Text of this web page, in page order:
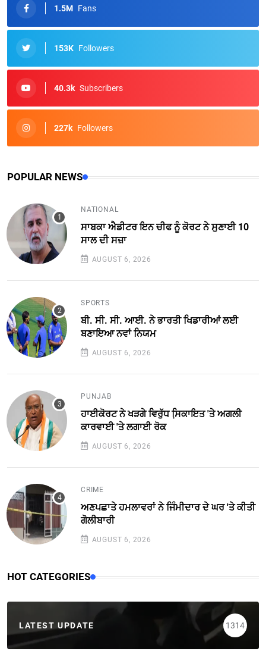
1.5M Fans
153K Followers
40.3k Subscribers
227k Followers
POPULAR NEWS
NATIONAL
ਸਾਬਕਾ ਐਡੀਟਰ ਇਨ ਚੀਫ ਨੂੰ ਕੋਰਟ ਨੇ ਸੁਣਾਈ 10
ਸਾਲ ਦੀ ਸਜ਼ਾ
AUGUST 6, 2026
SPORTS
ਬੀ. ਸੀ. ਸੀ. ਆਈ. ਨੇ ਭਾਰਤੀ ਖਿਡਾਰੀਆਂ ਲਈ
ਬਣਾਇਆ ਨਵਾਂ ਨਿਯਮ
AUGUST 6, 2026
PUNJAB
ਹਾਈਕੋਰਟ ਨੇ ਖੜਗੇ ਵਿਰੁੱਧ ਸਿ਼ਕਾਇਤ 'ਤੇ ਅਗਲੀ
ਕਾਰਵਾਈ 'ਤੇ ਲਗਾਈ ਰੋਕ
AUGUST 6, 2026
CRIME
ਅਣਪਛਾਤੇ ਹਮਲਾਵਰਾਂ ਨੇ ਜਿੰਮੀਦਾਰ ਦੇ ਘਰ 'ਤੇ ਕੀਤੀ
ਗੋਲੀਬਾਰੀ
AUGUST 6, 2026
HOT CATEGORIES
LATEST UPDATE 1314